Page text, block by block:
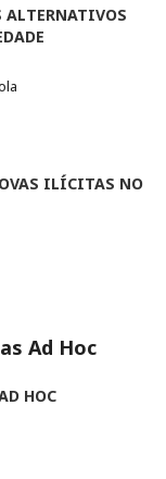
ALTERNATIVOS
ILÍCITAS NO
Ad Hoc
HOC